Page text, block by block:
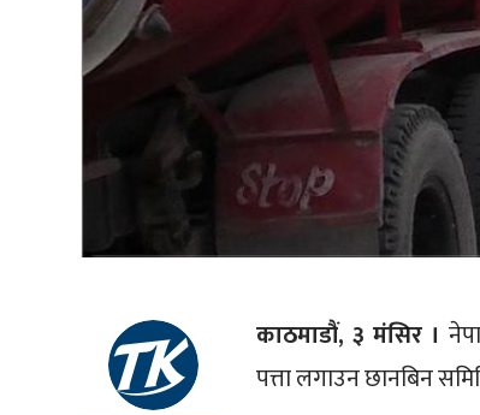
काठमाडौं, ३ मंसिर ।
पत्ता लगाउन छानबिन